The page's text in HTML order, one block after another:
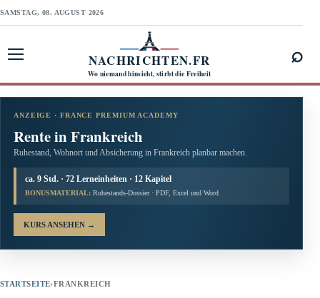
SAMSTAG, 08. AUGUST 2026
NACHRICHTEN.FR
Wo niemand hinsieht, stirbt die Freiheit
⌕
ANZEIGE · FRANCE PREMIUM ACADEMY
Rente in Frankreich
Ruhestand, Wohnort und Absicherung in Frankreich planbar machen.
ca. 9 Std. · 72 Lerneinheiten · 12 Kapitel
BONUSMATERIAL: Ruhestands-Dossier · PDF, Excel und Word
KURS ANSEHEN →
STARTSEITE›FRANKREICH